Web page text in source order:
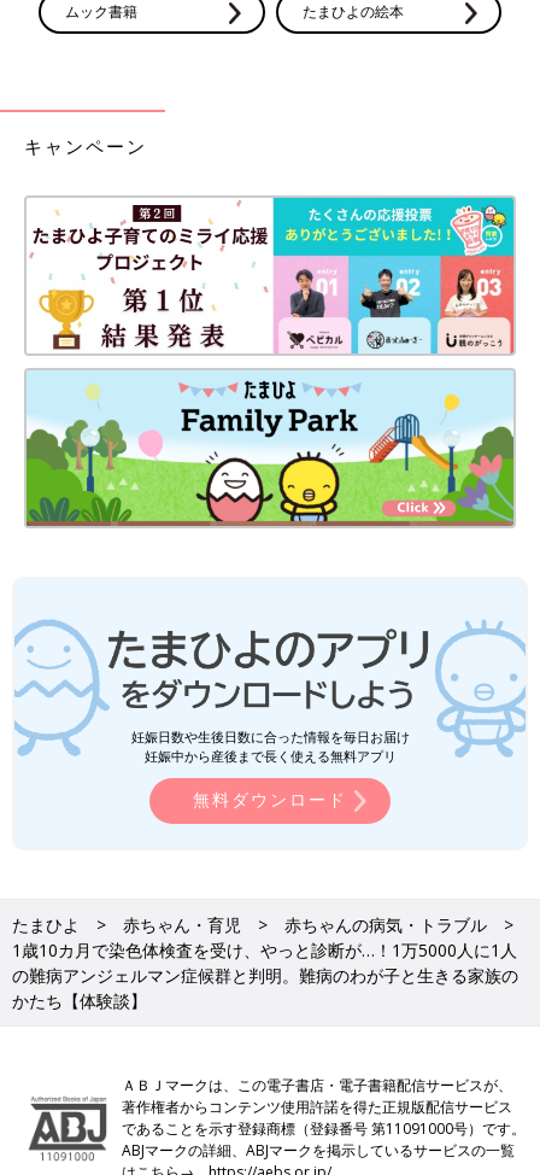
ムック書籍 たまひよの絵本
キャンペーン
妊娠日数や生後日数に合った情報を毎日お届け
妊娠中から産後まで長く使える無料アプリ
無料ダウンロード
たまひよ 赤ちゃん・育児
赤ちゃんの病気・トラブル
1歳10カ月で染色体検査を受け、やっと診断が…！1万5000人に1人
の難病アンジェルマン症候群と判明。難病のわが子と生きる家族の
かたち【体験談】
ＡＢＪマークは、この電子書店・電子書籍配信サービスが、
著作権者からコンテンツ使用許諾を得た正規版配信サービス
であることを示す登録商標（登録番号 第11091000号）です。
ABJマークの詳細、ABJマークを掲示しているサービスの一覧